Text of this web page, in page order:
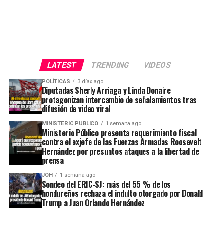
LATEST TRENDING VIDEOS
POLÍTICAS 3 días ago
Diputadas Sherly Arriaga y Linda Donaire
protagonizan intercambio de señalamientos tras
difusión de video viral
MINISTERIO PÚBLICO 1 semana ago
Ministerio Público presenta requerimiento fiscal
contra el exjefe de las Fuerzas Armadas Roosevelt
Hernández por presuntos ataques a la libertad de
prensa
JOH 1 semana ago
Sondeo del ERIC-SJ: más del 55 % de los
hondureños rechaza el indulto otorgado por Donald
Trump a Juan Orlando Hernández